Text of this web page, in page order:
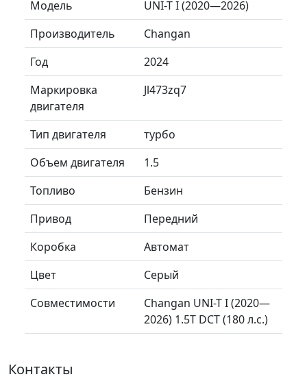
Модель
UNI-T I (2020—2026)
Производитель
Changan
Год
2024
Маркировка
двигателя
Jl473zq7
Тип двигателя
турбо
Объем двигателя
1.5
Топливо
Бензин
Привод
Передний
Коробка
Автомат
Цвет
Серый
Совместимости
Changan UNI-T I (2020—
2026) 1.5T DCT (180 л.с.)
Контакты